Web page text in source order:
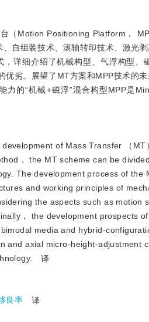
（Motion Positioning Platform，
自组装技术、滚轴转印技术、激光
详细介绍了机械构型、气浮构型、
劣。展望了MT方案和MPP技术的
的“机械+磁浮”混合构型MPP是
of Mass Transfer （
， the MT scheme can be
The development process of the
and working principles of
the aspects such as motion
， the development prospects
media and hybrid-
and axial micro-height-adjustment
译
良率 译